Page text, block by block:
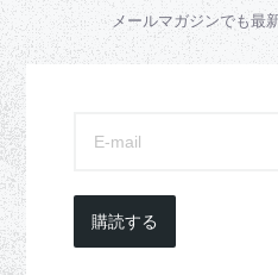
メールマガジンでも最
購読する